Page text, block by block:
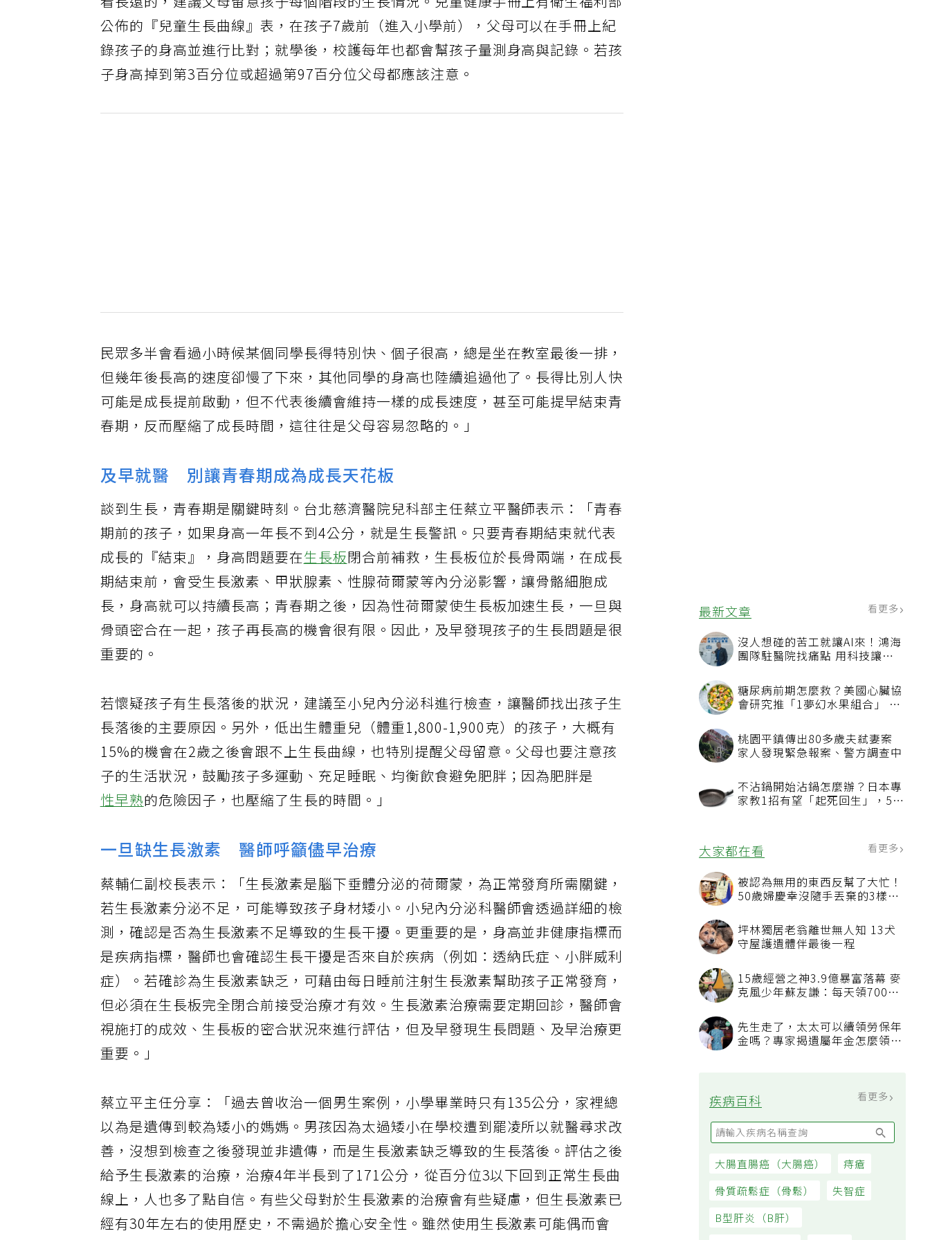
最新文章 看更多
沒人想碰的苦工就讓AI來！鴻海
團隊駐醫院找痛點 用科技讓醫
糖尿病前期怎麼救？美國心臟協
會研究推「1夢幻水果組合」 酪
桃園平鎮傳出80多歲夫弒妻案
家人發現緊急報案、警方調查中
不沾鍋開始沾鍋怎麼辦？日本專
家教1招有望「起死回生」，5情
大家都在看
被認為無用的東西反幫了大忙！
50歲婦慶幸沒隨手丟棄的3樣物
坪林獨居老翁離世無人知 13犬
守屋護遺體伴最後一程
15歲經營之神3.9億暴富落幕 麥
克風少年蘇友謙：每天領700元
先生走了，太太可以續領勞保年
疾病百科
看長遠的，建議父母留意孩子每個階段的生長情況。兒童健康手冊上有衛生福利部
公佈的『兒童生長曲線』表，在孩子7歲前（進入小學前），父母可以在手冊上紀
錄孩子的身高並進行比對；就學後，校護每年也都會幫孩子量測身高與記錄。若孩
子身高掉到第3百分位或超過第97百分位父母都應該注意。
民眾多半會看過小時候某個同學長得特別快、個子很高，總是坐在教室最後一排，
但幾年後長高的速度卻慢了下來，其他同學的身高也陸續追過他了。長得比別人快
可能是成長提前啟動，但不代表後續會維持一樣的成長速度，甚至可能提早結束青
春期，反而壓縮了成長時間，這往往是父母容易忽略的。」
及早就醫 別讓青春期成為成長天花板
談到生長，青春期是關鍵時刻。台北慈濟醫院兒科部主任蔡立平醫師表示：「青春
期前的孩子，如果身高一年長不到4公分，就是生長警訊。只要青春期結束就代表
成長的『結束』，身高問題要在生長板閉合前補救，生長板位於長骨兩端，在成長
期結束前，會受生長激素、甲狀腺素、性腺荷爾蒙等內分泌影響，讓骨骼細胞成
長，身高就可以持續長高；青春期之後，因為性荷爾蒙使生長板加速生長，一旦與
骨頭密合在一起，孩子再長高的機會很有限。因此，及早發現孩子的生長問題是很
重要的。
若懷疑孩子有生長落後的狀況，建議至小兒內分泌科進行檢查，讓醫師找出孩子生
長落後的主要原因。另外，低出生體重兒（體重1,800-1,900克）的孩子，大概有
15%的機會在2歲之後會跟不上生長曲線，也特別提醒父母留意。父母也要注意孩
子的生活狀況，鼓勵孩子多運動、充足睡眠、均衡飲食避免肥胖；因為肥胖是
性早熟的危險因子，也壓縮了生長的時間。」
一旦缺生長激素 醫師呼籲儘早治療
蔡輔仁副校長表示：「生長激素是腦下垂體分泌的荷爾蒙，為正常發育所需關鍵，
若生長激素分泌不足，可能導致孩子身材矮小。小兒內分泌科醫師會透過詳細的檢
測，確認是否為生長激素不足導致的生長干擾。更重要的是，身高並非健康指標而
是疾病指標，醫師也會確認生長干擾是否來自於疾病（例如：透納氏症、小胖威利
症）。若確診為生長激素缺乏，可藉由每日睡前注射生長激素幫助孩子正常發育，
但必須在生長板完全閉合前接受治療才有效。生長激素治療需要定期回診，醫師會
視施打的成效、生長板的密合狀況來進行評估，但及早發現生長問題、及早治療更
重要。」
蔡立平主任分享：「過去曾收治一個男生案例，小學畢業時只有135公分，家裡總
以為是遺傳到較為矮小的媽媽。男孩因為太過矮小在學校遭到罷凌所以就醫尋求改
善，沒想到檢查之後發現並非遺傳，而是生長激素缺乏導致的生長落後。評估之後
給予生長激素的治療，治療4年半長到了171公分，從百分位3以下回到正常生長曲
線上，人也多了點自信。有些父母對於生長激素的治療會有些疑慮，但生長激素已
經有30年左右的使用歷史，不需過於擔心安全性。雖然使用生長激素可能偶而會